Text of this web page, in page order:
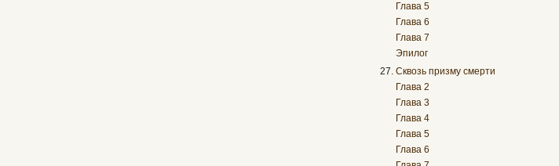
Глава 5
Глава 6
Глава 7
Эпилог
Сквозь призму смерти
Глава 2
Глава 3
Глава 4
Глава 5
Глава 6